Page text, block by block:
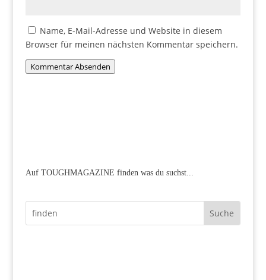
Name, E-Mail-Adresse und Website in diesem
Browser für meinen nächsten Kommentar speichern.
Kommentar Absenden
Auf TOUGHMAGAZINE finden was du suchst...